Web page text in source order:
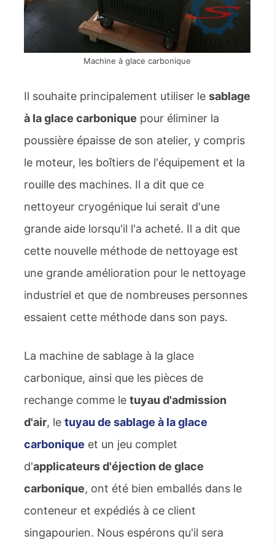
Machine à glace carbonique
Il souhaite principalement utiliser le sablage
à la glace carbonique pour éliminer la
poussière épaisse de son atelier, y compris
le moteur, les boîtiers de l'équipement et la
rouille des machines. Il a dit que ce
nettoyeur cryogénique lui serait d'une
grande aide lorsqu'il l'a acheté. Il a dit que
cette nouvelle méthode de nettoyage est
une grande amélioration pour le nettoyage
industriel et que de nombreuses personnes
essaient cette méthode dans son pays.
La machine de sablage à la glace
carbonique, ainsi que les pièces de
rechange comme le tuyau d'admission
d'air, le tuyau de sablage à la glace
carbonique et un jeu complet
d'applicateurs d'éjection de glace
carbonique, ont été bien emballés dans le
conteneur et expédiés à ce client
singapourien. Nous espérons qu'il sera